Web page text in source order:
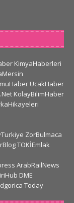
KimyaHaberleri
UcakHaber
KolayBilimHaber
ZorBulmaca
TOKİEmlak
ArabRailNews
DME
Today